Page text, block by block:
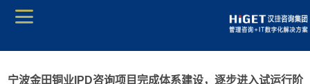
宁波金田铜业IPD咨询项目完成体系建设，逐步进入试运行阶